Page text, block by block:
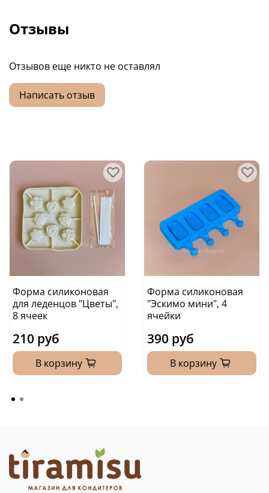
Отзывы
Отзывов еще никто не оставлял
Написать отзыв
Форма силиконовая
для леденцов "Цветы",
8 ячеек
210 руб
В корзину
Форма силиконовая
"Эскимо мини", 4
ячейки
390 руб
В корзину